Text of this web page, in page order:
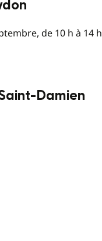
de 10 h à 14 h
Damien